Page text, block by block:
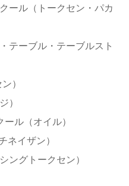
ール（トークセン・パカ
テーブル・テーブルスト
）
）
ル（オイル）
ネイザン）
ングトークセン）